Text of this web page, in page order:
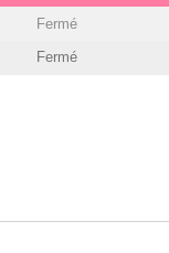
Fermé
Fermé